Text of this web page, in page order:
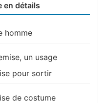
en détails
homme
un usage
pour sortir
de costume